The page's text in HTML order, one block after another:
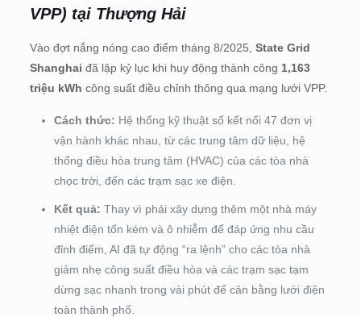
VPP) tại Thượng Hải
Vào đợt nắng nóng cao điểm tháng 8/2025, State Grid
Shanghai đã lập kỷ lục khi huy động thành công 1,163
triệu kWh công suất điều chỉnh thông qua mạng lưới VPP.
Cách thức: Hệ thống kỹ thuật số kết nối 47 đơn vị
vận hành khác nhau, từ các trung tâm dữ liệu, hệ
thống điều hòa trung tâm (HVAC) của các tòa nhà
chọc trời, đến các trạm sạc xe điện.
Kết quả: Thay vì phải xây dựng thêm một nhà máy
nhiệt điện tốn kém và ô nhiễm để đáp ứng nhu cầu
đỉnh điểm, AI đã tự động “ra lệnh” cho các tòa nhà
giảm nhẹ công suất điều hòa và các trạm sạc tạm
dừng sạc nhanh trong vài phút để cân bằng lưới điện
toàn thành phố.